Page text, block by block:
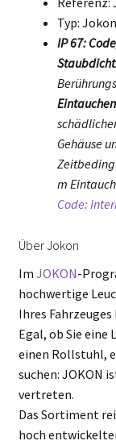
Typ:
IP 67:
Gehäuse
m
Code:
Über Jokon
Im JOKON-
hochwertige
Ihres
Egal, ob Sie eine
einen Rollstuhl,
suchen: JOKON
vertreten.
Das Sortiment
hoch